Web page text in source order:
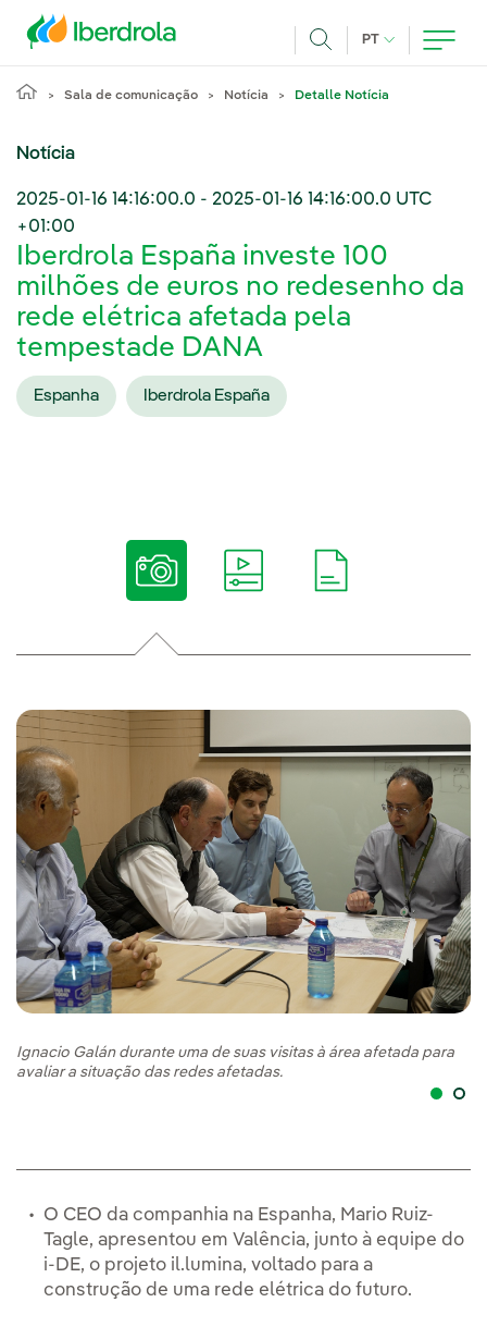
PT IDIOMA ATUAL,
Sala de comunicação Notícia Detalle Notícia
Notícia
2025-01-16 14:16:00.0 - 2025-01-16 14:16:00.0 UTC
+01:00
Iberdrola España investe 100
milhões de euros no redesenho da
rede elétrica afetada pela
tempestade DANA
Espanha Iberdrola España
Ignacio Galán durante uma de suas visitas à área afetada para
avaliar a situação das redes afetadas.
O CEO da companhia na Espanha, Mario Ruiz-
Tagle, apresentou em Valência, junto à equipe do
i-DE, o projeto il.lumina, voltado para a
construção de uma rede elétrica do futuro.